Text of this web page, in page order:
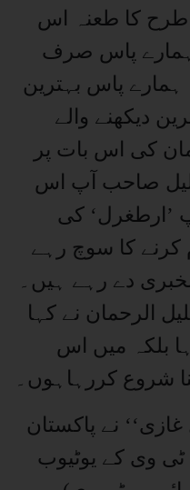
کا طعنہ اس
ہمارے پاس صرف
ہمارے پاس بہترین
دیکھنے والے
کی اس بات پر
صاحب آپ اس
’ارطغرل‘ کی
کرنے کا سوچ رہے
دے رہے ہیں۔
الرحمان نے کہا
بلکہ میں اس
شروع کررہاہوں۔
نے پاکستان
وی کے یوٹیوب